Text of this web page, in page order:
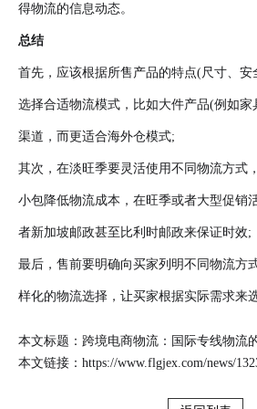
得物流的信息动态。
总结
首先，应该根据所售产品的特点(尺寸、
选择合适物流模式，比如大件产品(例如
渠道，而更适合海外仓模式;
其次，在淡旺季要灵活使用不同物流方式
小包降低物流成本，在旺季或者大型促销
者新加坡邮政甚至比利时邮政来保证时效;
最后，售前要明确向买家列明不同物流方
样化的物流选择，让买家根据实际需求来
本文标题：跨境电商物流：国际专线物流
本文链接： https://www.flgjex.com/news/